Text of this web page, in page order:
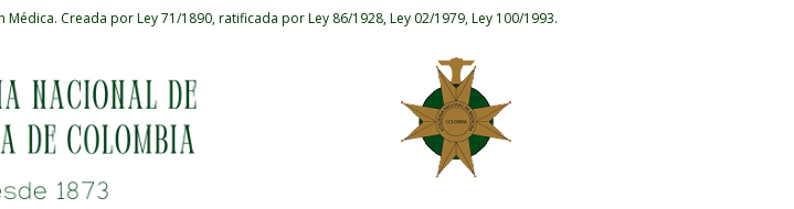
Médica. Creada por Ley 71/1890, ratificada por Ley 86/1928, Ley 02/1979, Ley 100/1993.